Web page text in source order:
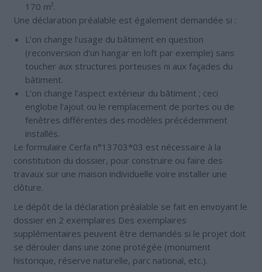
170 m².
Une déclaration préalable est également demandée si :
L’on change l’usage du bâtiment en question
(reconversion d’un hangar en loft par exemple) sans
toucher aux structures porteuses ni aux façades du
bâtiment.
L’on change l’aspect extérieur du bâtiment ; ceci
englobe l’ajout ou le remplacement de portes ou de
fenêtres différentes des modèles précédemment
installés.
Le formulaire Cerfa n°13703*03 est nécessaire à la
constitution du dossier, pour construire ou faire des
travaux sur une maison individuelle voire installer une
clôture.
Le dépôt de la déclaration préalable se fait en envoyant le
dossier en 2 exemplaires Des exemplaires
supplémentaires peuvent être demandés si le projet doit
se dérouler dans une zone protégée (monument
historique, réserve naturelle, parc national, etc.).